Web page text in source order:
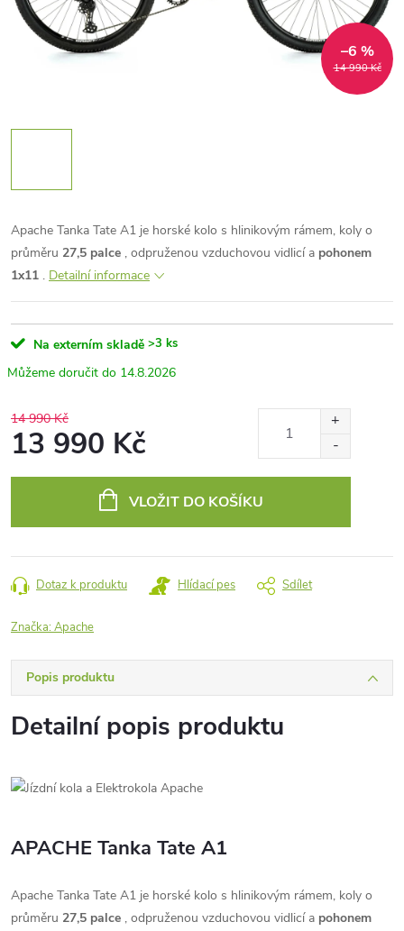
14 990 Kč
–6 %
Apache Tanka Tate A1 je horské kolo s hlinikovým rámem, koly o
průměru 27,5 palce , odpruženou vzduchovou vidlicí a pohonem
1x11 . Detailní informace
Na externím skladě >3 ks
14.8.2026
14 990 Kč
13 990 Kč
VLOŽIT DO KOŠÍKU
Dotaz k produktu Hlídací pes Sdílet
Značka:Apache
Popis produktu
Detailní popis produktu
APACHE Tanka Tate A1
Apache Tanka Tate A1 je horské kolo s hlinikovým rámem, koly o
průměru 27,5 palce , odpruženou vzduchovou vidlicí a pohonem